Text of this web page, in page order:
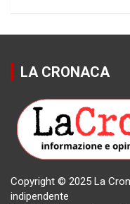
LA CRONACA
Copyright © 2025 La
indipendente